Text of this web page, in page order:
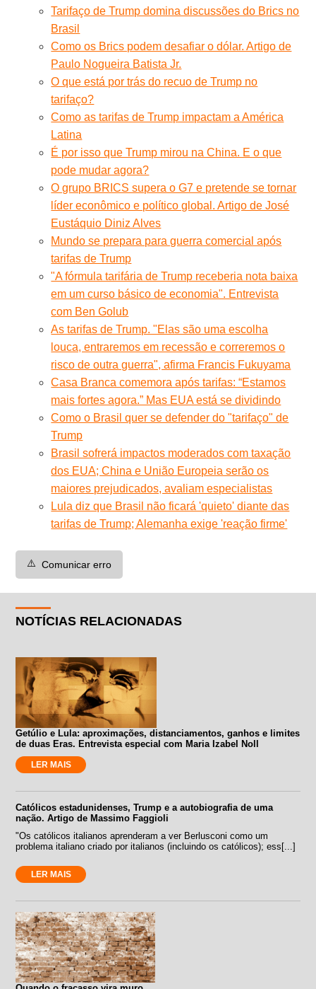
Tarifaço de Trump domina discussões do Brics no
Brasil
Como os Brics podem desafiar o dólar. Artigo de
Paulo Nogueira Batista Jr.
O que está por trás do recuo de Trump no
tarifaço?
Como as tarifas de Trump impactam a América
Latina
É por isso que Trump mirou na China. E o que
pode mudar agora?
O grupo BRICS supera o G7 e pretende se tornar
líder econômico e político global. Artigo de José
Eustáquio Diniz Alves
Mundo se prepara para guerra comercial após
tarifas de Trump
"A fórmula tarifária de Trump receberia nota baixa
em um curso básico de economia". Entrevista
com Ben Golub
As tarifas de Trump. "Elas são uma escolha
louca, entraremos em recessão e correremos o
risco de outra guerra", afirma Francis Fukuyama
Casa Branca comemora após tarifas: “Estamos
mais fortes agora.” Mas EUA está se dividindo
Como o Brasil quer se defender do "tarifaço" de
Trump
Brasil sofrerá impactos moderados com taxação
dos EUA; China e União Europeia serão os
maiores prejudicados, avaliam especialistas
Lula diz que Brasil não ficará 'quieto' diante das
tarifas de Trump; Alemanha exige 'reação firme'
⚠️ Comunicar erro
NOTÍCIAS RELACIONADAS
Getúlio e Lula: aproximações, distanciamentos, ganhos e limites
de duas Eras. Entrevista especial com Maria Izabel Noll
LER MAIS
Católicos estadunidenses, Trump e a autobiografia de uma
nação. Artigo de Massimo Faggioli
"Os católicos italianos aprenderam a ver Berlusconi como um
problema italiano criado por italianos (incluindo os católicos); ess[...]
LER MAIS